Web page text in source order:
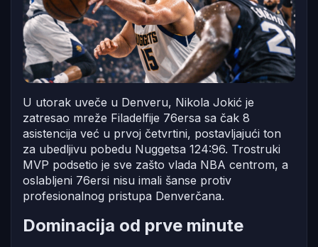
U utorak uveče u Denveru, Nikola Jokić je
zatresao mreže Filadelfije 76ersa sa čak 8
asistencija već u prvoj četvrtini, postavljajući ton
za ubedljivu pobedu Nuggetsa 124:96. Trostruki
MVP podsetio je sve zašto vlada NBA centrom, a
oslabljeni 76ersi nisu imali šanse protiv
profesionalnog pristupa Denverčana.
Dominacija od prve minute